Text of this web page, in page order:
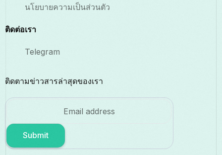
นโยบายความเป็นส่วนตัว
ติดต่อเรา
Telegram
ติดตามข่าวสารล่าสุดของเรา
Submit